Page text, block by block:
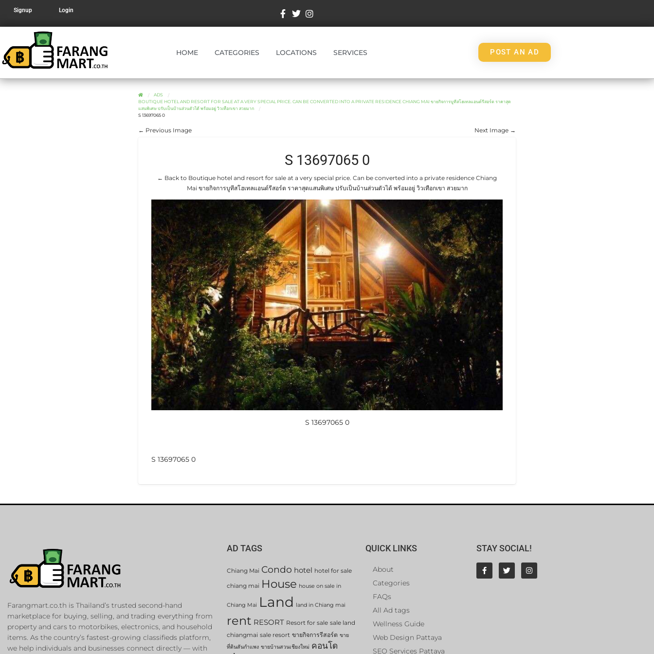
Signup Login
HOME CATEGORIES LOCATIONS SERVICES POST AN AD
ADS
BOUTIQUE HOTEL AND RESORT FOR SALE AT A VERY SPECIAL PRICE. CAN BE CONVERTED INTO A PRIVATE RESIDENCE CHIANG MAI ขายกิจการบูทีสโฮเทลแอนด์รีสอร์ต ราคาสุด
แสนพิเศษ ปรับเป็นบ้านส่วนตัวได้ พร้อมอยู่ วิวเทือกเขา สวยมาก
S 13697065 0
← Previous Image Next Image →
S 13697065 0
← Back to Boutique hotel and resort for sale at a very special price. Can be converted into a private residence Chiang
Mai ขายกิจการบูทีสโฮเทลแอนด์รีสอร์ต ราคาสุดแสนพิเศษ ปรับเป็นบ้านส่วนตัวได้ พร้อมอยู่ วิวเทือกเขา สวยมาก
S 13697065 0
S 13697065 0
Farangmart.co.th is Thailand’s trusted second-hand
marketplace for buying, selling, and trading everything from
property and cars to motorbikes, electronics, and household
items. As the country’s fastest-growing classifieds platform,
we help individuals and businesses connect directly — with
AD TAGS
Chiang Mai Condo hotel hotel for sale
chiang mai House house on sale in
Chiang Mai Land land in Chiang mai
rent RESORT Resort for sale sale land
chiangmai sale resort ขายกิจการรีสอร์ต ขาย
ที่ดินสันกำแพง ขายบ้านสวนเชียงใหม่ คอนโด
QUICK LINKS
About
Categories
FAQs
All Ad tags
Wellness Guide
Web Design Pattaya
SEO Services Pattaya
STAY SOCIAL!